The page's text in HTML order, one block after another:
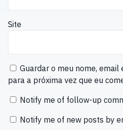
Site
Guardar o meu nome,
para a próxima vez que eu
Notify me of follow-up
Notify me of new posts by